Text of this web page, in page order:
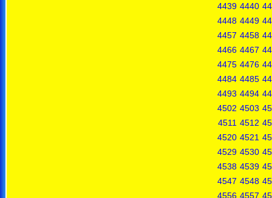
4439 4440
4448 4449
4457 4458
4466 4467
4475 4476
4484 4485
4493 4494
4502 4503
4511 4512
4520 4521
4529 4530
4538 4539
4547 4548
4556 4557